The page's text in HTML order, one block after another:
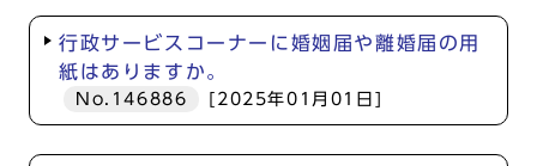
行政サービスコーナーに婚姻届や離婚届の用
紙はありますか。
No.146886 [2025年01月01日]